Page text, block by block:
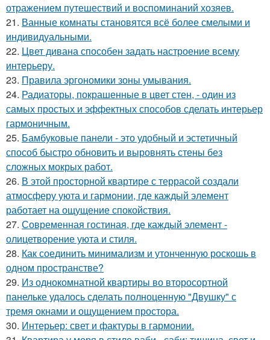
отражением путешествий и воспоминаний хозяев.
21. Ванные комнаты становятся всё более смелыми и
индивидуальными.
22. Цвет дивана способен задать настроение всему
интерьеру.
23. Правила эргономики зоны умывания.
24. Радиаторы, покрашенные в цвет стен, - один из
самых простых и эффектных способов сделать интерьер
гармоничным.
25. Бамбуковые панели - это удобный и эстетичный
способ быстро обновить и выровнять стены без
сложных мокрых работ.
26. В этой просторной квартире с террасой создали
атмосферу уюта и гармонии, где каждый элемент
работает на ощущение спокойствия.
27. Современная гостиная, где каждый элемент -
олицетворение уюта и стиля.
28. Как соединить минимализм и утонченную роскошь в
одном пространстве?
29. Из однокомнатной квартиры во второсортной
панельке удалось сделать полноценную "Двушку" с
тремя окнами и ощущением простора.
30. Интерьер: свет и фактуры в гармонии.